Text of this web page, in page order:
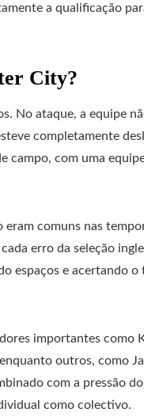
a qualificação
City?
No ataque, a equipe
completamente
com uma
comuns nas
erro da seleção
espaços e acertando
importantes como
outros, como
com a pressão
como colectivo.